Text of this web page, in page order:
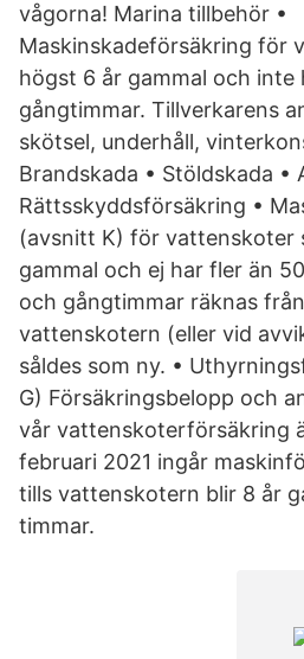
vågorna! Marina tillbehör •
Maskinskadeförsäkring för
högst 6 år gammal och inte
gångtimmar. Tillverkarens
skötsel, underhåll,
Brandskada • Stöldskada •
Rättsskyddsförsäkring •
(avsnitt K) för vattenskoter
gammal och ej har fler än
och gångtimmar räknas
vattenskotern (eller vid
såldes som ny. •
G) Försäkringsbelopp och
vår vattenskoterförsäkring
februari 2021 ingår
tills vattenskotern blir 8 år
timmar.